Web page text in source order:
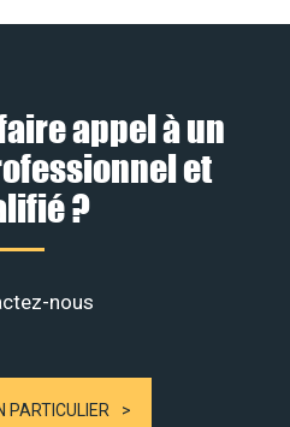
appel à un
et
?
nous
PARTICULIER